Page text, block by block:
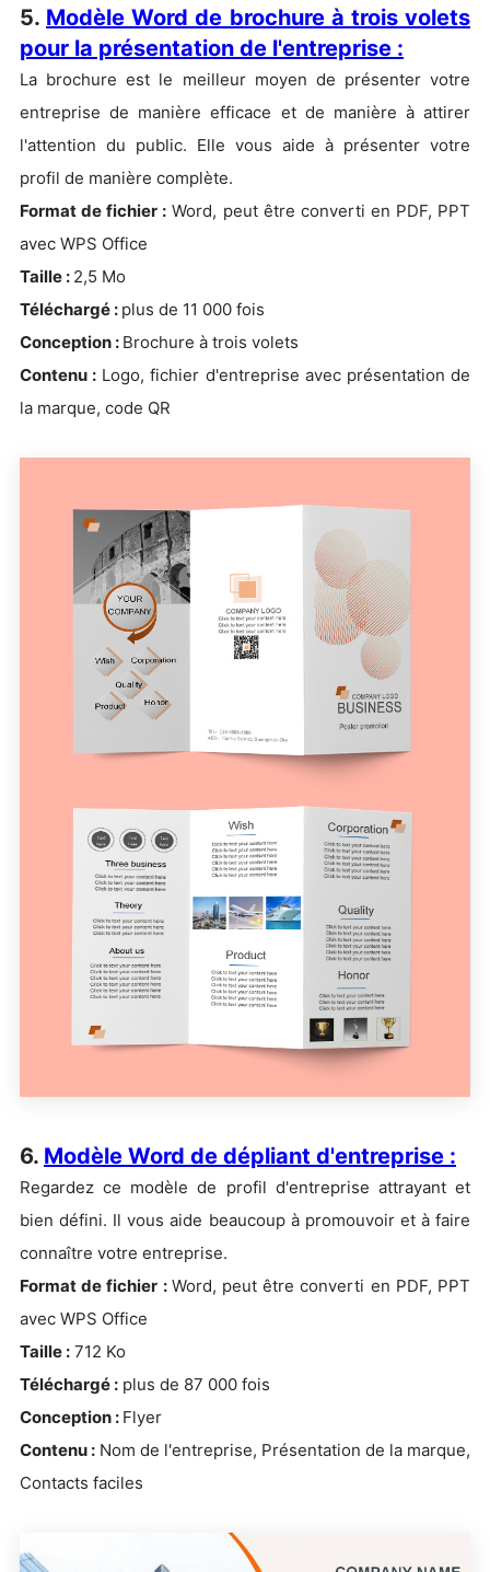
5. Modèle Word de brochure à trois volets
pour la présentation de l'entreprise :
La brochure est le meilleur moyen de présenter votre
entreprise de manière efficace et de manière à attirer
l'attention du public. Elle vous aide à présenter votre
profil de manière complète.
Format de fichier : Word, peut être converti en PDF, PPT
avec WPS Office
Taille : 2,5 Mo
Téléchargé : plus de 11 000 fois
Conception : Brochure à trois volets
Contenu : Logo, fichier d'entreprise avec présentation de
la marque, code QR
6. Modèle Word de dépliant d'entreprise :
Regardez ce modèle de profil d'entreprise attrayant et
bien défini. Il vous aide beaucoup à promouvoir et à faire
connaître votre entreprise.
Format de fichier : Word, peut être converti en PDF, PPT
avec WPS Office
Taille : 712 Ko
Téléchargé : plus de 87 000 fois
Conception : Flyer
Contenu : Nom de l'entreprise, Présentation de la marque,
Contacts faciles